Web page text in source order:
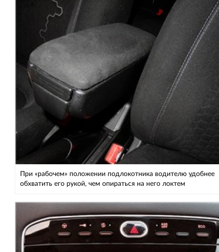
При «рабочем» положении подлокотника водителю удобнее
обхватить его рукой, чем опираться на него локтем